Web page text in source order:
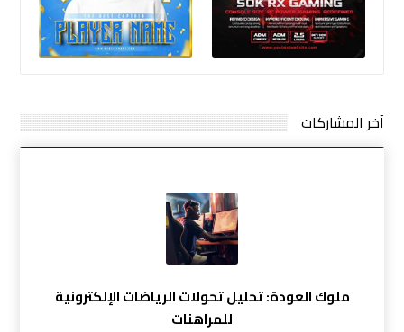
آخر المشاركات
ملوك العودة: تحليل تحولات الرياضات الإلكترونية
للمراهنات